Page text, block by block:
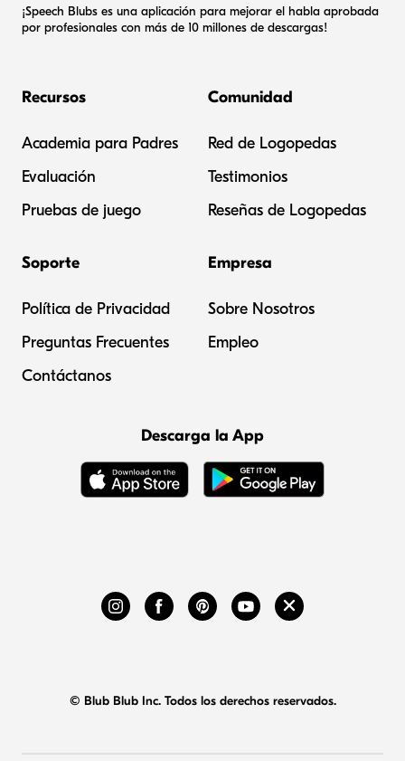
¡Speech Blubs es una aplicación para mejorar el habla aprobada
por profesionales con más de 10 millones de descargas!
Recursos
Academia para Padres
Evaluación
Pruebas de juego
Comunidad
Red de Logopedas
Testimonios
Reseñas de Logopedas
Soporte
Política de Privacidad
Preguntas Frecuentes
Contáctanos
Empresa
Sobre Nosotros
Empleo
Descarga la App
© Blub Blub Inc. Todos los derechos reservados.